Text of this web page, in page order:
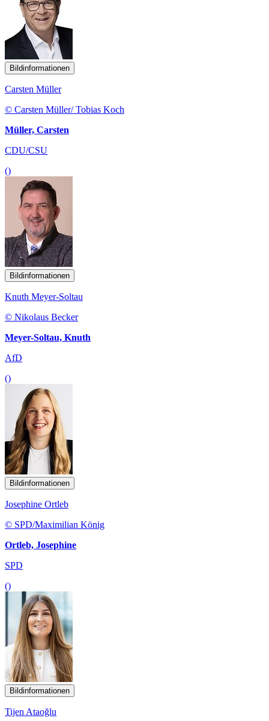
Bildinformationen
Carsten Müller
© Carsten Müller/ Tobias Koch
Müller, Carsten
CDU/CSU
()
Bildinformationen
Knuth Meyer-Soltau
© Nikolaus Becker
Meyer-Soltau, Knuth
AfD
()
Bildinformationen
Josephine Ortleb
© SPD/Maximilian König
Ortleb, Josephine
SPD
()
Bildinformationen
Tijen Ataoğlu